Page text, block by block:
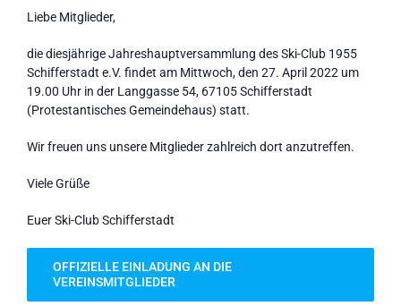
Liebe Mitglieder,
die diesjährige Jahreshauptversammlung des Ski-Club 1955
Schifferstadt e.V. findet am Mittwoch, den 27. April 2022 um
19.00 Uhr in der Langgasse 54, 67105 Schifferstadt
(Protestantisches Gemeindehaus) statt.
Wir freuen uns unsere Mitglieder zahlreich dort anzutreffen.
Viele Grüße
Euer Ski-Club Schifferstadt
OFFIZIELLE EINLADUNG AN DIE
VEREINSMITGLIEDER